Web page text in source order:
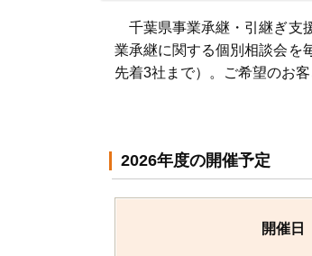
千葉県事業承継・引継ぎ支
業承継に関する個別相談会を
先着3社まで）。ご希望のお
2026年度の開催予定
開催日